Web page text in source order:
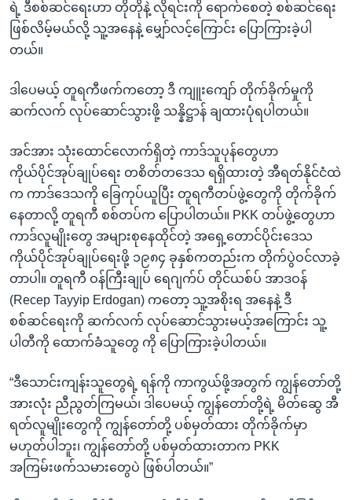
ရဲ့ ဒီစစ်ဆင်ရေးဟာ တိုတိုနဲ့ လိုရင်းကို ရောက်စေတဲ့ စစ်ဆင်ရေး
ဖြစ်လိမ့်မယ်လို့ သူ့အနေနဲ့ မျှော်လင့်ကြောင်း ပြောကြားခဲ့ပါ
တယ်။
ဒါပေမယ့် တူရကီဖက်ကတော့ ဒီ ကျူးကျော် တိုက်ခိုက်မှုကို
ဆက်လက် လုပ်ဆောင်သွားဖို့ သန္နိဋ္ဌာန် ချထားပုံရပါတယ်။
အင်အား သုံးထောင်လောက်ရှိတဲ့ ကာဒ်သူပုန်တွေဟာ
ကိုယ်ပိုင်အုပ်ချုပ်ရေး တစိတ်တဒေသ ရရှိထားတဲ့ အီရတ်နိုင်ငံထဲ
က ကာဒ်ဒေသကို ခြေကုပ်ယူပြီး တူရကီတပ်ဖွဲ့တွေကို တိုက်ခိုက်
နေတာလို့ တူရကီ စစ်တပ်က ပြောပါတယ်။ PKK တပ်ဖွဲ့တွေဟာ
ကာဒ်လူမျိုးတွေ အများစုနေထိုင်တဲ့ အရှေ့တောင်ပိုင်းဒေသ
ကိုယ်ပိုင်အုပ်ချုပ်ရေးဖို့ ၁၉၈၄ ခုနှစ်ကတည်းက တိုက်ပွဲဝင်လာခဲ့
တာပါ။ တူရကီ ဝန်ကြီးချုပ် ရေဂျက်ပ် တိုင်ယစ်ပ် အာဒဝန်
(Recep Tayyip Erdogan) ကတော့ သူ့အစိုးရ အနေနဲ့ ဒီ
စစ်ဆင်ရေးကို ဆက်လက် လုပ်ဆောင်သွားမယ့်အကြောင်း သူ့
ပါတီကို ထောက်ခံသူတွေ ကို ပြောကြားခဲ့ပါတယ်။
“ဒီသောင်းကျန်းသူတွေရဲ့ ရန်ကို ကာကွယ်ဖို့အတွက် ကျွန်တော်တို့
အားလုံး ညီညွတ်ကြမယ်၊ ဒါပေမယ့် ကျွန်တော်တို့ရဲ့ မိတ်ဆွေ အီ
ရတ်လူမျိုးတွေကို ကျွန်တော်တို့ ပစ်မှတ်ထား တိုက်ခိုက်မှာ
မဟုတ်ပါဘူး၊ ကျွန်တော်တို့ ပစ်မှတ်ထားတာက PKK
အကြမ်းဖက်သမားတွေပဲ ဖြစ်ပါတယ်။”